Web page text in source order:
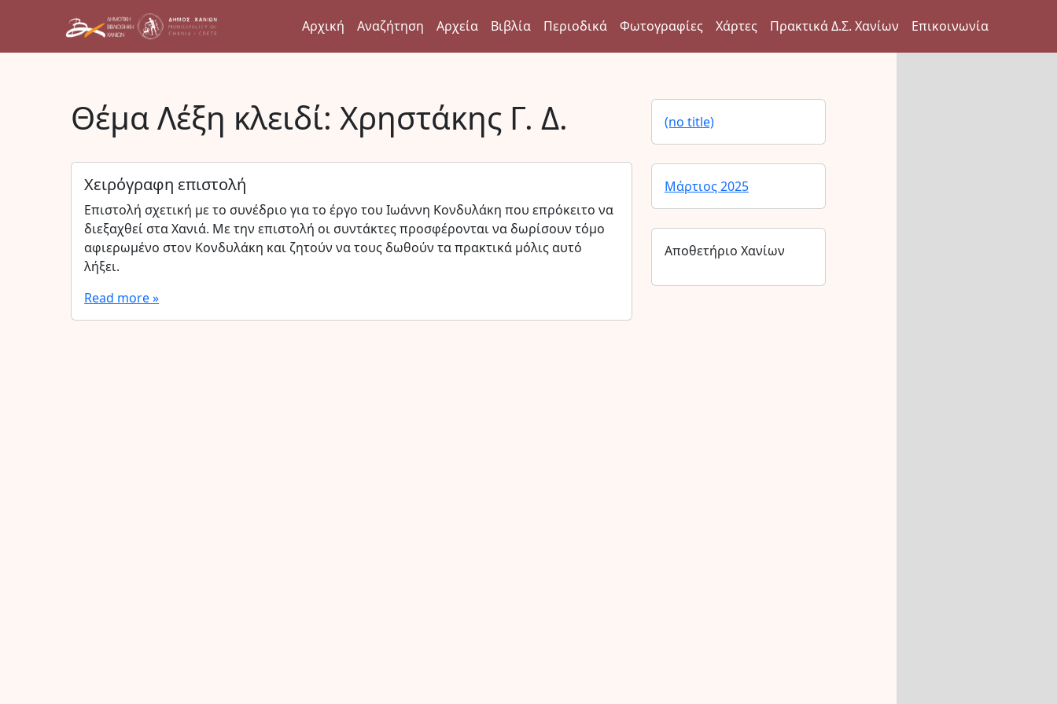
Αρχική Αναζήτηση Αρχεία Βιβλία Περιοδικά Φωτογραφίες Χάρτες Πρακτικά Δ.Σ. Χανίων Επικοινωνία
Θέμα Λέξη κλειδί:Χρηστάκης Γ. Δ.
Χειρόγραφη επιστολή
Επιστολή σχετική με το συνέδριο για το έργο του Ιωάννη Κονδυλάκη που επρόκειτο να
διεξαχθεί στα Χανιά. Με την επιστολή οι συντάκτες προσφέρονται να δωρίσουν τόμο
αφιερωμένο στον Κονδυλάκη και ζητούν να τους δωθούν τα πρακτικά μόλις αυτό
λήξει.
Read more »
(no title)
Μάρτιος 2025
Αποθετήριο Χανίων